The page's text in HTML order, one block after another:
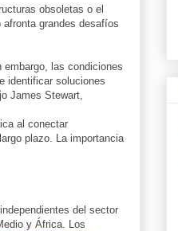
obsoletas o el
grandes desafíos
las condiciones
identificar soluciones
James Stewart
al conectar
plazo. La importancia
del sector
y África. Los